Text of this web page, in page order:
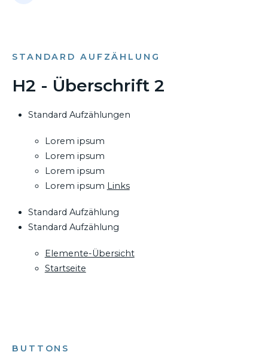
STANDARD AUFZÄHLUNG
H2 - Überschrift 2
Standard Aufzählungen
Lorem ipsum
Lorem ipsum
Lorem ipsum
Lorem ipsum Links
Standard Aufzählung
Standard Aufzählung
Elemente-Übersicht
Startseite
BUTTONS